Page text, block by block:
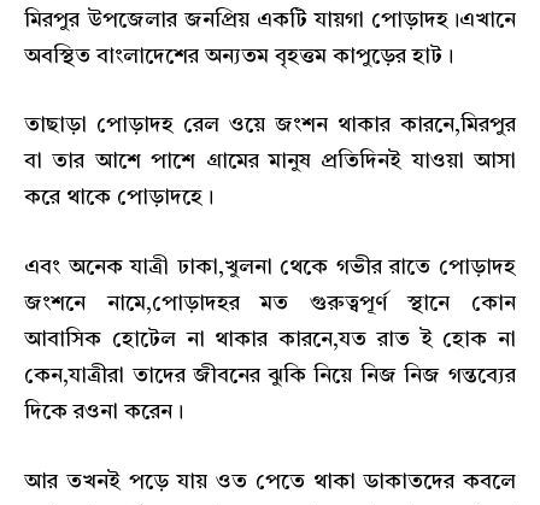
মিরপুর উপজেলার জনপ্রিয় একটি যায়গা পোড়াদহ।এখানে
অবস্থিত বাংলাদেশের অন্যতম বৃহত্তম কাপুড়ের হাট।
তাছাড়া পোড়াদহ রেল ওয়ে জংশন থাকার কারনে,মিরপুর
বা তার আশে পাশে গ্রামের মানুষ প্রতিদিনই যাওয়া আসা
করে থাকে পোড়াদহে।
এবং অনেক যাত্রী ঢাকা,খুলনা থেকে গভীর রাতে পোড়াদহ
জংশনে নামে,পোড়াদহর মত গুরুত্বপূর্ণ স্থানে কোন
আবাসিক হোটেল না থাকার কারনে,যত রাত ই হোক না
কেন,যাত্রীরা তাদের জীবনের ঝুকি নিয়ে নিজ নিজ গন্তব্যের
দিকে রওনা করেন।
আর তখনই পড়ে যায় ওত পেতে থাকা ডাকাতদের কবলে